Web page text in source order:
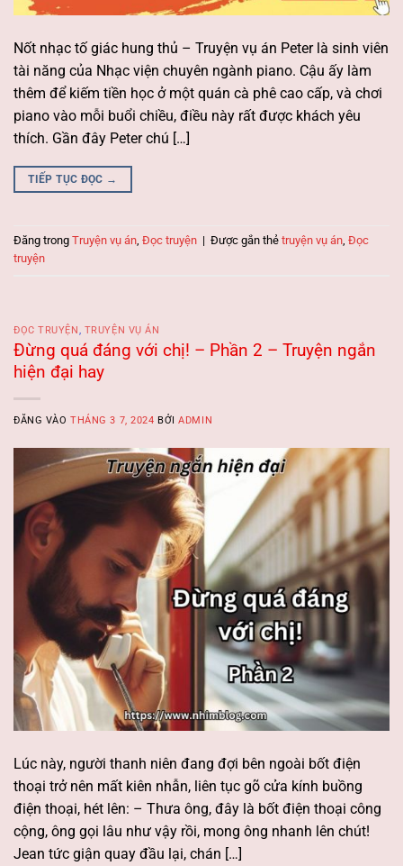
Nốt nhạc tố giác hung thủ – Truyện vụ án Peter là sinh viên
tài năng của Nhạc viện chuyên ngành piano. Cậu ấy làm
thêm để kiếm tiền học ở một quán cà phê cao cấp, và chơi
piano vào mỗi buổi chiều, điều này rất được khách yêu
thích. Gần đây Peter chú […]
TIẾP TỤC ĐỌC →
Đăng trong Truyện vụ án, Đọc truyện | Được gắn thẻ truyện vụ án, Đọc
truyện
ĐỌC TRUYỆN, TRUYỆN VỤ ÁN
Đừng quá đáng với chị! – Phần 2 – Truyện ngắn
hiện đại hay
ĐĂNG VÀOTHÁNG 3 7, 2024 BỞIADMIN
Lúc này, người thanh niên đang đợi bên ngoài bốt điện
thoại trở nên mất kiên nhẫn, liên tục gõ cửa kính buồng
điện thoại, hét lên: – Thưa ông, đây là bốt điện thoại công
cộng, ông gọi lâu như vậy rồi, mong ông nhanh lên chút!
Jean tức giận quay đầu lại, chán […]